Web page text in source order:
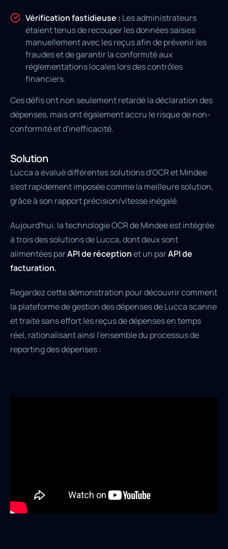
Vérification fastidieuse : Les administrateurs
étaient tenus de recouper les données saisies
manuellement avec les reçus afin de prévenir les
fraudes et de garantir la conformité aux
réglementations locales lors des contrôles
financiers.
Ces défis ont non seulement retardé la déclaration des
dépenses, mais ont également accru le risque de non-
conformité et d'inefficacité.
Solution
Lucca a évalué différentes solutions d'OCR et Mindee
s'est rapidement imposée comme la meilleure solution,
grâce à son rapport précision/vitesse inégalé.
Aujourd'hui, la technologie OCR de Mindee est intégrée
à trois des solutions de Lucca, dont deux sont
alimentées parAPI de réceptionet un parAPI de
facturation.
Regardez cette démonstration pour découvrir comment
la plateforme de gestion des dépenses de Lucca scanne
et traite sans effort les reçus de dépenses en temps
réel, rationalisant ainsi l'ensemble du processus de
reporting des dépenses :